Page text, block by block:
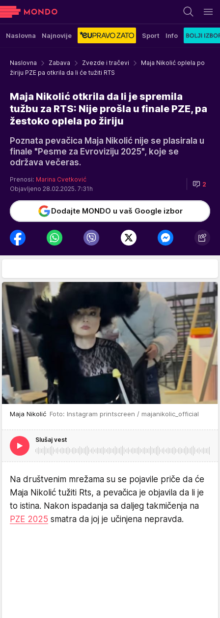
Naslovna Najnovije Sport Info
Naslovna Zabava Zvezde i tračevi
Maja Nikolić oplela po
žiriju PZE pa otkrila da li će tužiti RTS
Maja Nikolić otkrila da li je spremila
tužbu za RTS: Nije prošla u finale PZE, pa
žestoko oplela po žiriju
Poznata pevačica Maja Nikolić nije se plasirala u
finale "Pesme za Evroviziju 2025", koje se
održava večeras.
Prenosi: Marina Cvetković
Objavljeno 28.02.2025. 7:31h
2
Dodajte MONDO u vaš Google izbor
Maja Nikolić Foto: Instagram printscreen / majanikolic_official
Slušaj vest
Na društvenim mrežama su se pojavile priče da će
Maja Nikolić tužiti Rts, a pevačica je objavila da li je
to istina. Nakon ispadanja sa daljeg takmičenja na
PZE 2025 smatra da joj je učinjena nepravda.